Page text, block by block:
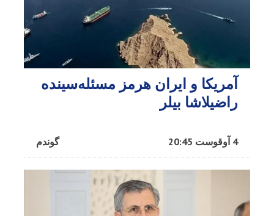
آمریکا و ایران هرمز مسئله‌سینده
راضیلاشا بیلر
گوندم 4 آوقوست 20:45